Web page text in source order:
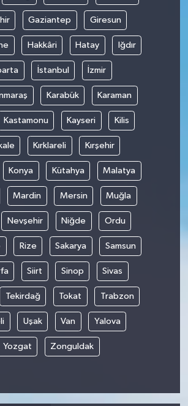
Gaziantep Giresun
Hakkâri Hatay Iğdır
İstanbul İzmir
Karabük Karaman
Kastamonu Kayseri Kilis
Kırklareli Kırşehir
Konya Kütahya Malatya
Mardin Mersin Muğla
Nevşehir Niğde Ordu
Rize Sakarya Samsun
Siirt Sinop Sivas
Tekirdağ Tokat Trabzon
Uşak Van Yalova
Yozgat Zonguldak